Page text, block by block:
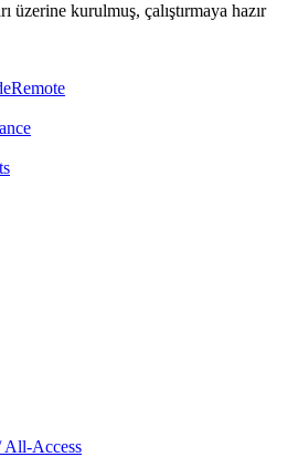
üzerine kurulmuş, çalıştırmaya hazır
All-Access